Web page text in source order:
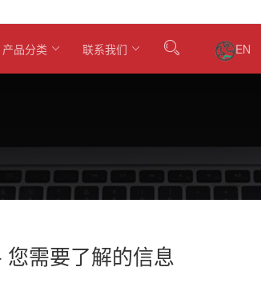
产品分类 联系我们 EN
您需要了解的信息